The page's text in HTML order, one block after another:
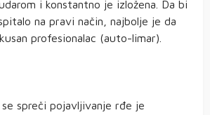
i konstantno je izložena. Da bi
na pravi način, najbolje je da
profesionalac (auto-limar).
se spreči pojavljivanje rđe je